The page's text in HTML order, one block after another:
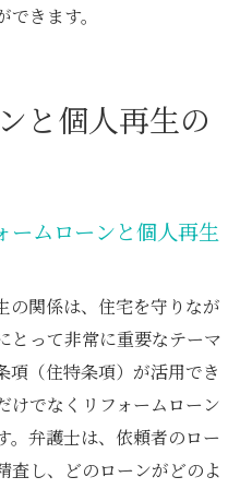
きます。
と個人再生の
ームローンと個人再生
の関係は、住宅を守りなが
とって非常に重要なテーマ
項（住特条項）が活用でき
けでなくリフォームローン
。弁護士は、依頼者のロー
査し、どのローンがどのよ